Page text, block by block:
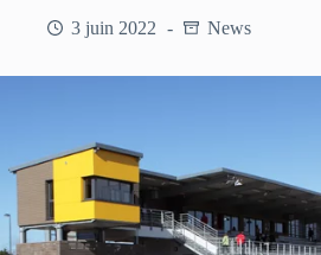
3 juin 2022 News